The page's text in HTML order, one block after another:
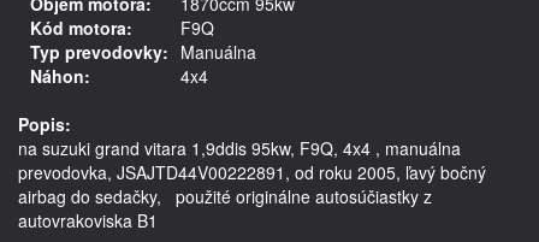
Kód motora:
F9Q
Typ prevodovky: Manuálna
Náhon:
4x4
Popis:
na suzuki grand vitara 1,9ddis 95kw, F9Q, 4x4 , manuálna
prevodovka, JSAJTD44V00222891, od roku 2005, ľavý bočný
airbag do sedačky,   použité originálne autosúčiastky z